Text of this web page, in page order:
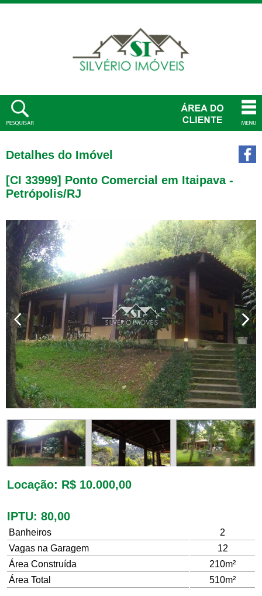
Detalhes do Imóvel
[CI 33999] Ponto Comercial em Itaipava -
Petrópolis/RJ
Locação: R$ 10.000,00
IPTU: 80,00
Banheiros
2
Vagas na Garagem
12
Área Construída
210m²
Área Total
510m²